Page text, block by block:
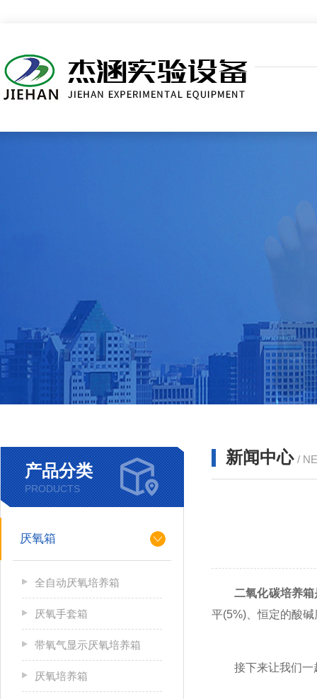
产品分类
PRODUCTS
厌氧箱
全自动厌氧培养箱
厌氧手套箱
带氧气显示厌氧培养箱
厌氧培养箱
新闻中心 /
二氧化碳培养
平(5%)、恒定的酸
接下来让我们一起